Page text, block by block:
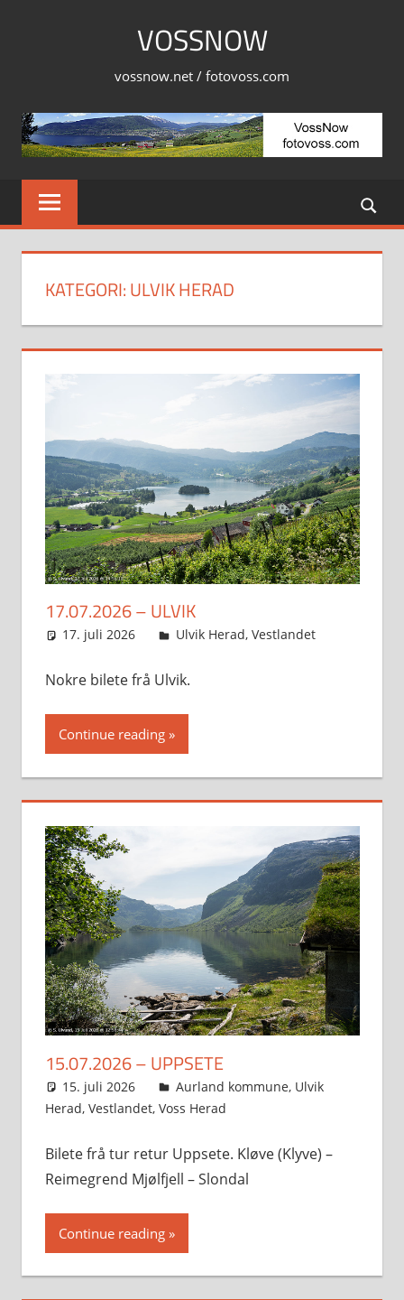
VOSSNOW
vossnow.net / fotovoss.com
KATEGORI:ULVIK HERAD
17.07.2026 – ULVIK
17. juli 2026 Svein
Ulvik Herad, Vestlandet
Nokre bilete frå Ulvik.
Continue reading
15.07.2026 – UPPSETE
15. juli 2026 Svein
Aurland kommune, Ulvik
Herad, Vestlandet, Voss Herad
Bilete frå tur retur Uppsete. Kløve (Klyve) –
Reimegrend Mjølfjell – Slondal
Continue reading